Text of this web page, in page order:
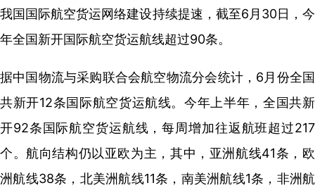
我国国际航空货运网络建设持续提速，截至6月30日，今
年全国新开国际航空货运航线超过90条。
据中国物流与采购联合会航空物流分会统计，6月份全国
共新开12条国际航空货运航线。今年上半年，全国共新
开92条国际航空货运航线，每周增加往返航班超过217
个。航向结构仍以亚欧为主，其中，亚洲航线41条，欧
洲航线38条，北美洲航线11条，南美洲航线1条，非洲航